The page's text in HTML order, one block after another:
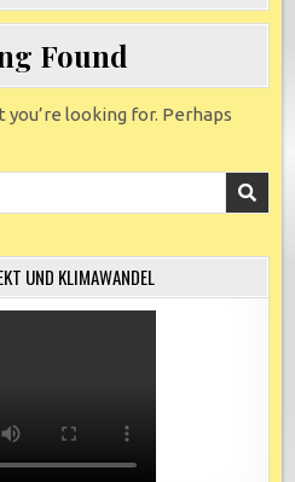
Found
you’re looking for. Perhaps
UND KLIMAWANDEL